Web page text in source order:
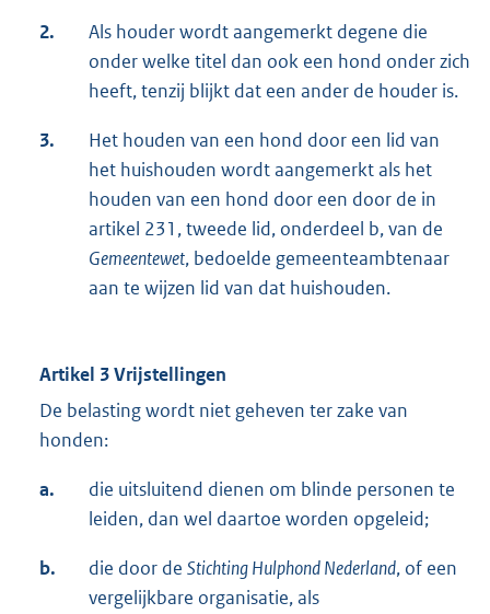
2.
Als houder wordt aangemerkt degene die
onder welke titel dan ook een hond onder zich
heeft, tenzij blijkt dat een ander de houder is.
3.
Het houden van een hond door een lid van
het huishouden wordt aangemerkt als het
houden van een hond door een door de in
artikel 231, tweede lid, onderdeel b, van de
Gemeentewet, bedoelde gemeenteambtenaar
aan te wijzen lid van dat huishouden.
Artikel 3 Vrijstellingen
De belasting wordt niet geheven ter zake van
honden:
a.
die uitsluitend dienen om blinde personen te
leiden, dan wel daartoe worden opgeleid;
b. die door de Stichting Hulphond Nederland, of een
vergelijkbare organisatie, als